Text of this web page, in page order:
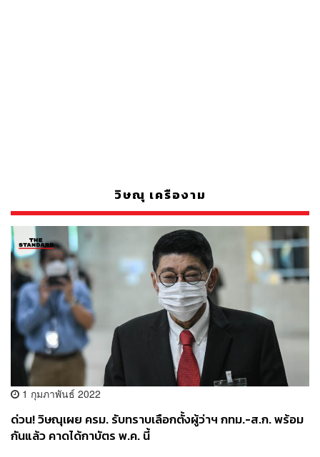
วิษณุ เครืองาม
1 กุมภาพันธ์ 2022
ด่วน! วิษณุเผย ครม. รับทราบเลือกตั้งผู้ว่าฯ กทม.-ส.ก. พร้อม
กันแล้ว คาดได้กาบัตร พ.ค. นี้